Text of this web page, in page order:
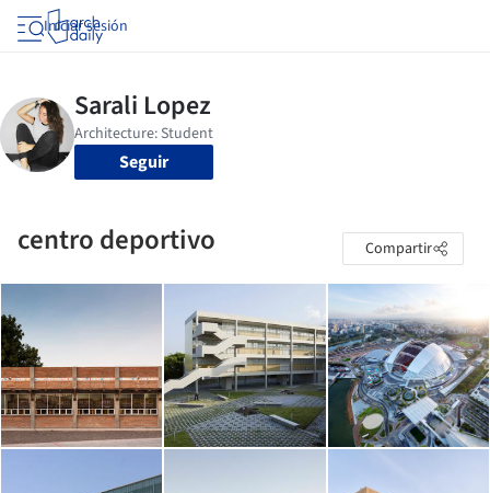
Iniciar sesión
Seguir
centro deportivo Compartir